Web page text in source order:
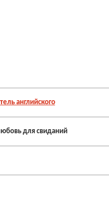
английского
для свиданий